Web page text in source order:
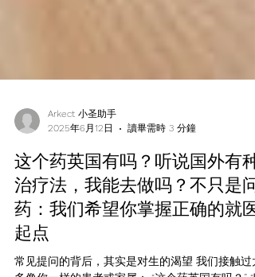
Arkect 小圣助手
2025年6月12日
讀畢需時 3 分鐘
这个药英国有吗？听说国外有种
治疗法，我能去做吗？不只是问
药：我们希望你掌握正确的就医